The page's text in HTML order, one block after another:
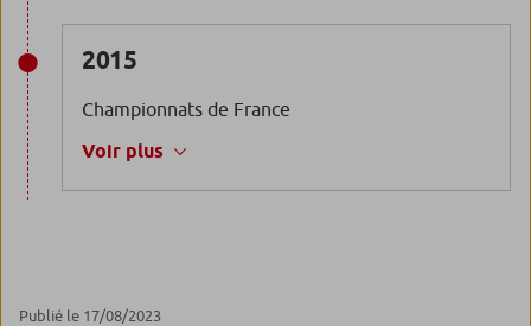
2015
Championnats de France
Voir plus
Publié le 17/08/2023